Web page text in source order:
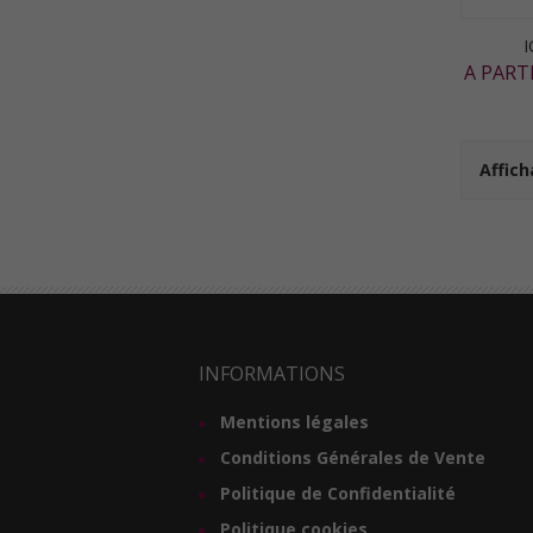
A
INFORMATIONS
Mentions légales
Conditions Générales de Vente
Politique de Confidentialité